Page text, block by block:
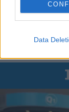
Data